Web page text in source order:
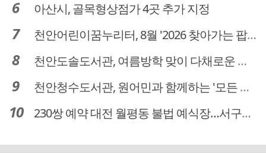
아산시, 골목형상점가 4곳 추가 지정
천안어린이꿈누리터, 8월 '2026 찾아가는 팝업놀이터' 운영
천안도솔도서관, 여름방학 맞이 다채로운 독서문화 프로그램 운영
천안청수도서관, 원어민과 함께하는 '모든 영어 모든 독서' 운영
230쌍 예약 대전 월평동 불법 예식장…서구의회 예비부부 피해 대책 촉구